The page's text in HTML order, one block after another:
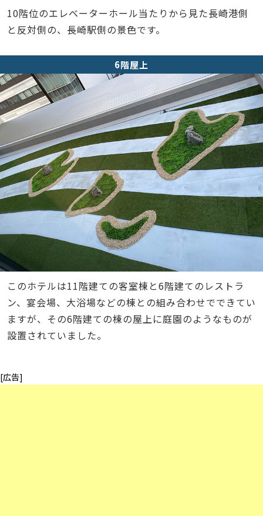
10階位のエレベーターホール当たりから見た長崎港側
と反対側の、長崎駅側の景色です。
6階屋上
このホテルは11階建ての客室棟と6階建てのレストラ
ン、宴会場、大浴場などの棟との組み合わせでできてい
ますが、その6階建ての棟の屋上に庭園のようなものが
設置されていました。
[広告]